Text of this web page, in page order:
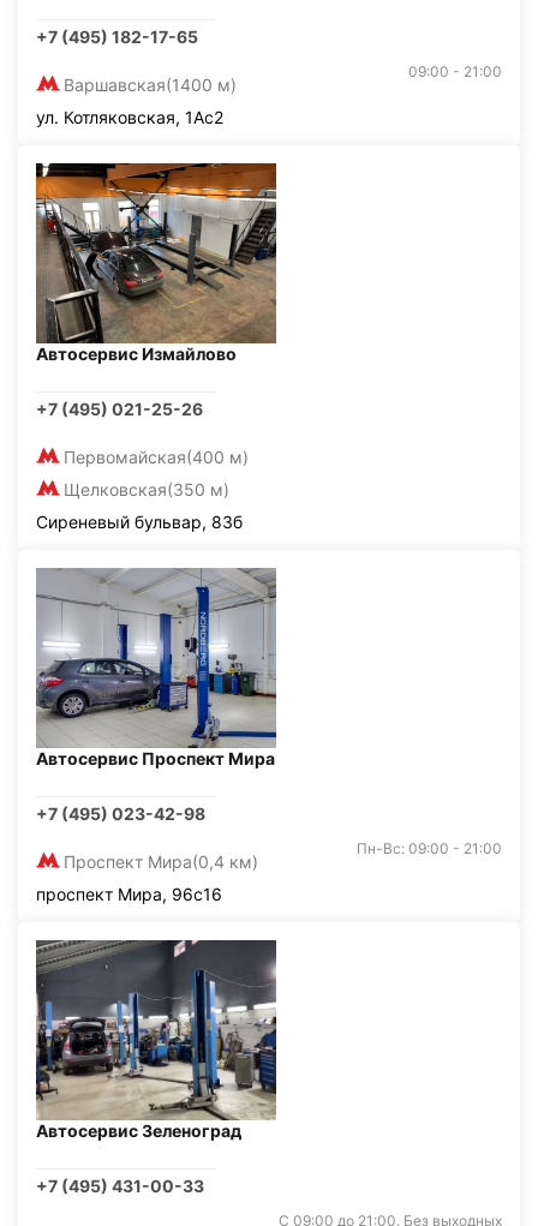
+7 (495) 182-17-65
Варшавская(1400 м)
09:00 - 21:00
ул. Котляковская, 1Ас2
Автосервис Измайлово
+7 (495) 021-25-26
Первомайская(400 м)
Щелковская(350 м)
Сиреневый бульвар, 83б
Автосервис Проспект Мира
+7 (495) 023-42-98
Проспект Мира(0,4 км)
Пн-Вс: 09:00 - 21:00
проспект Мира, 96с16
Автосервис Зеленоград
+7 (495) 431-00-33
С 09:00 до 21:00. Без выходных